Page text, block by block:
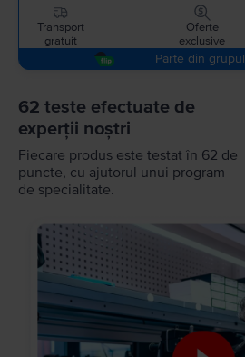
Transport
gratuit
Oferte
exclusive
Parte din grupul
62 teste efectuate de
experții noștri
Fiecare produs este testat în 62 de
puncte, cu ajutorul unui program
de specialitate.